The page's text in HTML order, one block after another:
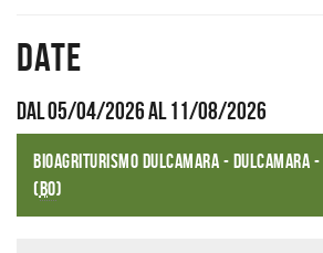
Date
Dal 05/04/2026 al 11/08/2026
BioAgriturismo Dulcamara - Dulcamara
(BO)